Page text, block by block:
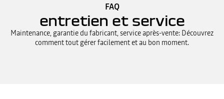
FAQ
entretien et service
Maintenance, garantie du fabricant, service après-vente: Découvrez
comment tout gérer facilement et au bon moment.